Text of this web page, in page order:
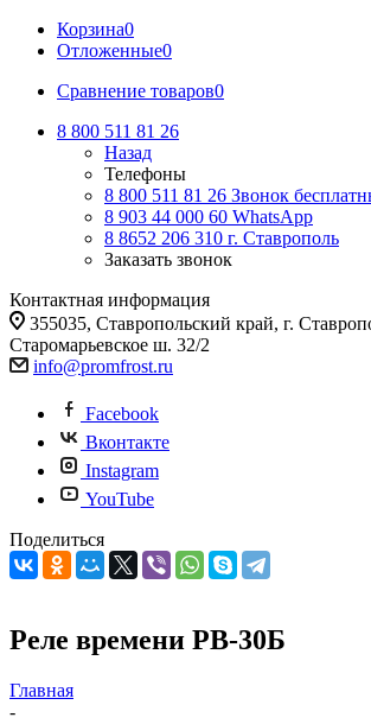
Корзина0
Отложенные0
Сравнение товаров0
8 800 511 81 26
Назад
Телефоны
8 800 511 81 26 Звонок
8 903 44 000 60 WhatsАpp
8 8652 206 310 г. Ставрополь
Заказать звонок
Контактная информация
355035, Ставропольский край, г.
Старомарьевское ш. 32/2
info@promfrost.ru
Facebook
Вконтакте
Instagram
YouTube
Поделиться
Реле времени РВ-30Б
Главная
-